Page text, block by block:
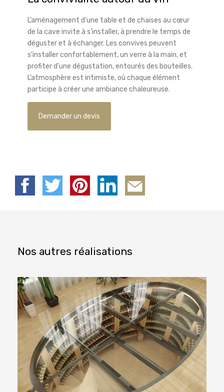
L’aménagement d’une table et de chaises au cœur
de la cave invite à s’installer, à prendre le temps de
déguster et à échanger. Les convives peuvent
s’installer confortablement, un verre à la main, et
profiter d’une dégustation, entourés des bouteilles.
L’atmosphère est intimiste, où chaque élément
participe à créer une ambiance chaleureuse.
Demander un devis
Nos autres réalisations